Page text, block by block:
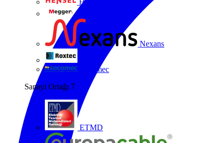
Hensel
Nexans
Socomec
Sanayi Ortağı 7
ETMD